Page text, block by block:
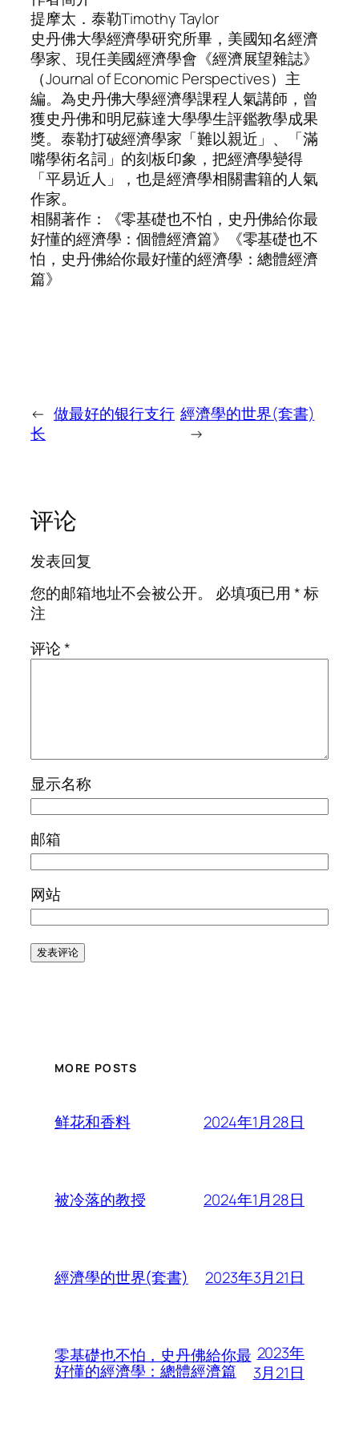
提摩太．泰勒Timothy Taylor
史丹佛大學經濟學研究所畢，美國知名經濟
學家、現任美國經濟學會《經濟展望雜誌》
（Journal of Economic Perspectives）主
編。為史丹佛大學經濟學課程人氣講師，曾
獲史丹佛和明尼蘇達大學學生評鑑教學成果
獎。泰勒打破經濟學家「難以親近」、「滿
嘴學術名詞」的刻板印象，把經濟學變得
「平易近人」，也是經濟學相關書籍的人氣
作家。
相關著作：《零基礎也不怕，史丹佛給你最
好懂的經濟學：個體經濟篇》《零基礎也不
怕，史丹佛給你最好懂的經濟學：總體經濟
篇》
← 做最好的银行支行
长
經濟學的世界(套書)
→
评论
发表回复
您的邮箱地址不会被公开。
必填项已用*标
注
评论*
显示名称
邮箱
网站
MORE POSTS
鲜花和香料 2024年1月28日
被冷落的教授 2024年1月28日
經濟學的世界(套書) 2023年3月21日
零基礎也不怕，史丹佛給你最
好懂的經濟學：總體經濟篇
2023年
3月21日